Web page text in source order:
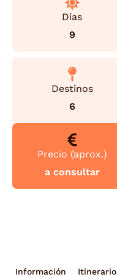
Días
9
Destinos
6
Precio (aprox.)
a consultar
Información Itinerario